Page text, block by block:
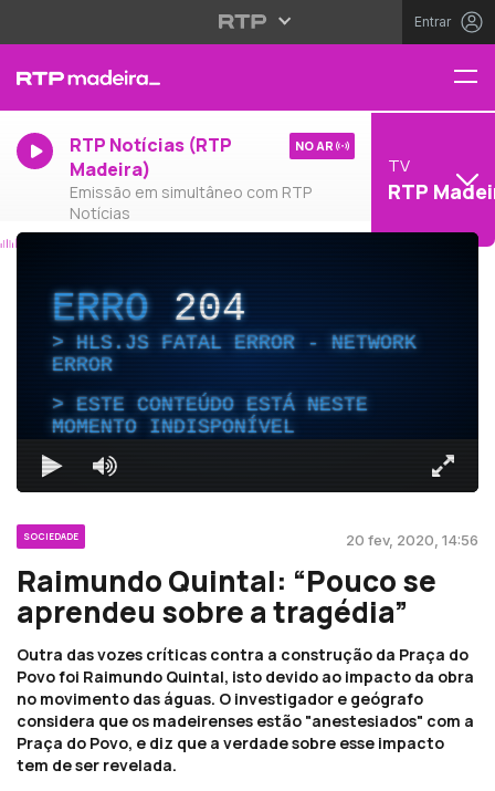
Entrar
RTP Notícias (RTP
Madeira)
Emissão em simultâneo com RTP
Notícias
NO AR
TV
RTP
ERRO204
HLS.JS FATAL ERROR - NETWORK
ERROR
ESTE CONTEÚDO ESTÁ NESTE
MOMENTO INDISPONÍVEL
SOCIEDADE 20 fev, 2020, 14:56
Raimundo Quintal: “Pouco se
aprendeu sobre a tragédia”
Outra das vozes críticas contra a construção da Praça do
Povo foi Raimundo Quintal, isto devido ao impacto da obra
no movimento das águas. O investigador e geógrafo
considera que os madeirenses estão "anestesiados" com a
Praça do Povo, e diz que a verdade sobre esse impacto
tem de ser revelada.